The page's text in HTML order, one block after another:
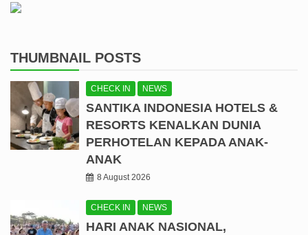
THUMBNAIL POSTS
CHECK IN NEWS
SANTIKA INDONESIA HOTELS &
RESORTS KENALKAN DUNIA
PERHOTELAN KEPADA ANAK-
ANAK
8 August 2026
CHECK IN NEWS
HARI ANAK NASIONAL,